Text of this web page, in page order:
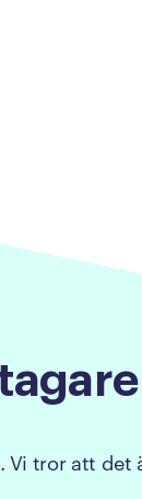
tror att det